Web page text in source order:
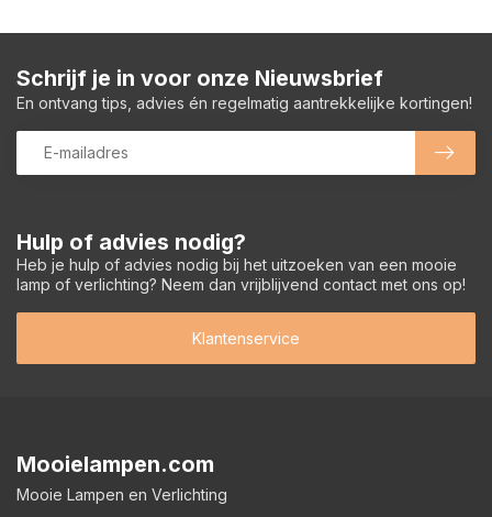
Hulp of advies nodig?
Heb je hulp of advies nodig bij het uitzoeken van een mooie
lamp of verlichting? Neem dan vrijblijvend contact met ons op!
Klantenservice
Schrijf je in voor onze Nieuwsbrief
En ontvang tips, advies én regelmatig aantrekkelijke kortingen!
Mooielampen.com
Mooie Lampen en Verlichting